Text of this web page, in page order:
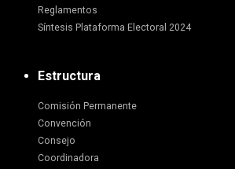
Reglamentos
Síntesis Plataforma Electoral 2024
Estructura
Comisión Permanente
Convención
Consejo
Coordinadora